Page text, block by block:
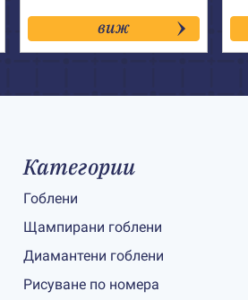
виж
Категории
Гоблени
Щампирани гоблени
Диамантени гоблени
Рисуване по номера